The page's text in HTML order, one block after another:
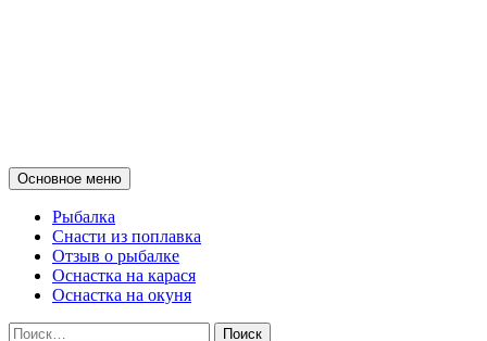
Поиск
Основное меню Перейти
к
Рыбалка
Снасти из поплавка
Отзыв о рыбалке
Оснастка на карася
Оснастка на окуня
Найти: